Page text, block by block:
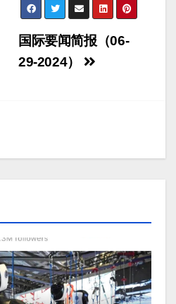
国际要闻简报（06-
29-2024）